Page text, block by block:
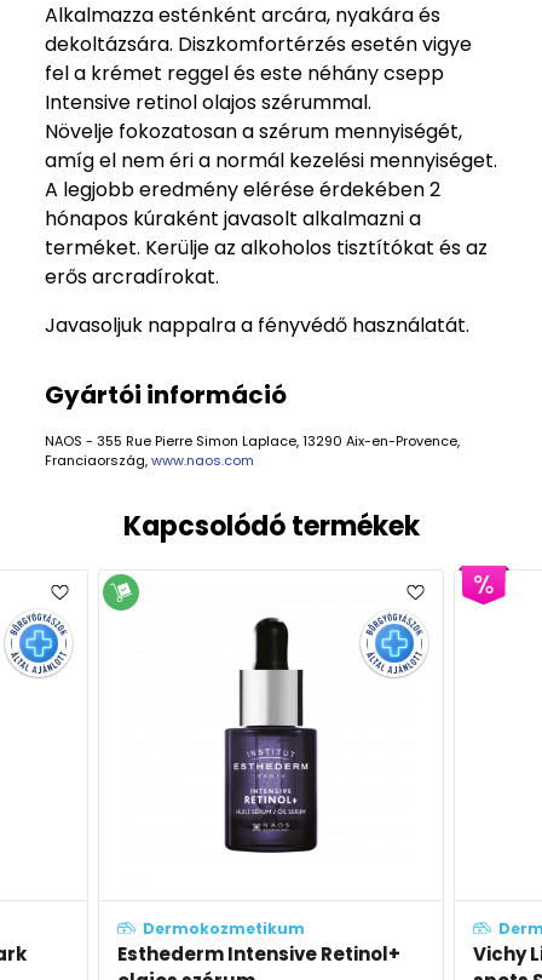
Alkalmazza esténként arcára, nyakára és
dekoltázsára. Diszkomfortérzés esetén vigye
fel a krémet reggel és este néhány csepp
Intensive retinol olajos szérummal.
Növelje fokozatosan a szérum mennyiségét,
amíg el nem éri a normál kezelési mennyiséget.
A legjobb eredmény elérése érdekében 2
hónapos kúraként javasolt alkalmazni a
terméket. Kerülje az alkoholos tisztítókat és az
erős arcradírokat.
Javasoljuk nappalra a fényvédő használatát.
Gyártói információ
NAOS - 355 Rue Pierre Simon Laplace, 13290 Aix-en-Provence,
Franciaország,www.naos.com
Kapcsolódó termékek
Dermokozmetikum
Vichy Liftactiv B3 Anti-dark